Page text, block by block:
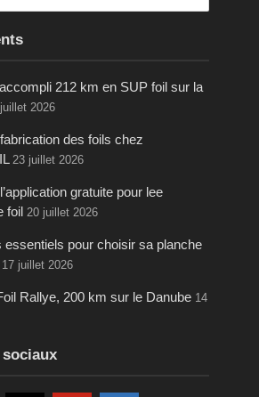
212 km en SUP foil sur la
2026
des foils chez
23 juillet 2026
gratuite pour lee
foil 20 juillet 2026
essentiels pour choisir sa planche
17 juillet 2026
Rallye, 200 km sur le Danube 14
sociaux